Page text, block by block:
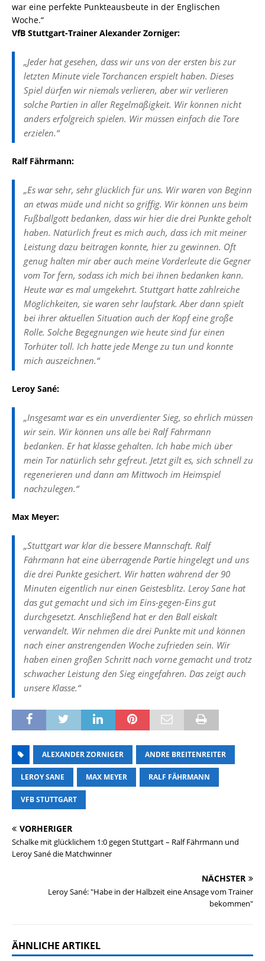
war eine perfekte Punkteausbeute in der Englischen
Woche.“
VfB Stuttgart-Trainer Alexander Zorniger:
„Jeder hat gesehen, dass wir uns von der ersten bis zur
letzten Minute viele Torchancen erspielt haben. Dieses
Spiel dürfen wir niemals verlieren, aber wir verlieren
solche Partien in aller Regelmäßigkeit. Wir können nicht
anders erfolgreich spielen. Wir müssen einfach die Tore
erzielen.“
Ralf Fährmann:
„Es war sehr, sehr glücklich für uns. Wir waren von Beginn
an etwas müde und nicht so griffig. Wir können uns beim
Fußballgott bedanken, dass wir hier die drei Punkte geholt
haben. Natürlich freut es mich auch, dass ich mit meiner
Leistung dazu beitragen konnte, hier zu gewinnen. Oft
genug halten mir aber auch meine Vorderleute die Gegner
vom Tor fern, sodass ich mich bei ihnen bedanken kann.
Heute war es mal umgekehrt. Stuttgart hatte zahlreiche
Möglichkeiten, sie waren sehr laufstark. Aber dann spielt
bei ihrer aktuellen Situation auch der Kopf eine große
Rolle. Solche Begegnungen wie heute sind für einen
Torhüter toll. Ich hatte jede Menge zu tun und konnte
mich auszeichnen.“
Leroy Sané:
„Insgesamt war es ein unverdienter Sieg, so ehrlich müssen
wir sein. Wir können uns alle bei Ralf Fährmann
bedanken. Er hat klasse gehalten. Ich habe mich über
mein Tor natürlich sehr gefreut. Jetzt gilt es, sich schnell zu
regenerieren und dann am Mittwoch im Heimspiel
nachzulegen.“
Max Meyer:
„Stuttgart war klar die bessere Mannschaft. Ralf
Fährmann hat eine überragende Partie hingelegt und uns
die drei Punkte gesichert. Wir hatten während der 90
Minuten eigentlich nur einen Geistesblitz. Leroy Sane hat
das gut gemacht und sich im Eins-gegen-Eins gut
durchgesetzt. Anschließend hat er den Ball eiskalt
verwandelt. Wir nehmen die drei Punkte mit und können
nach einer anstrengenden Woche zufrieden sein. Wir
haben einen großen Schritt nach vorne gemacht und trotz
schwacher Leistung den Sieg eingefahren. Das zeigt auch
unsere Klasse.“
ALEXANDER ZORNIGER ANDRE BREITENREITER
LEROY SANE MAX MEYER RALF FÄHRMANN
VFB STUTTGART
VORHERIGER
Schalke mit glücklichem 1:0 gegen Stuttgart – Ralf Fährmann und
Leroy Sané die Matchwinner
NÄCHSTER
Leroy Sané: "Habe in der Halbzeit eine Ansage vom Trainer
bekommen"
ÄHNLICHE ARTIKEL